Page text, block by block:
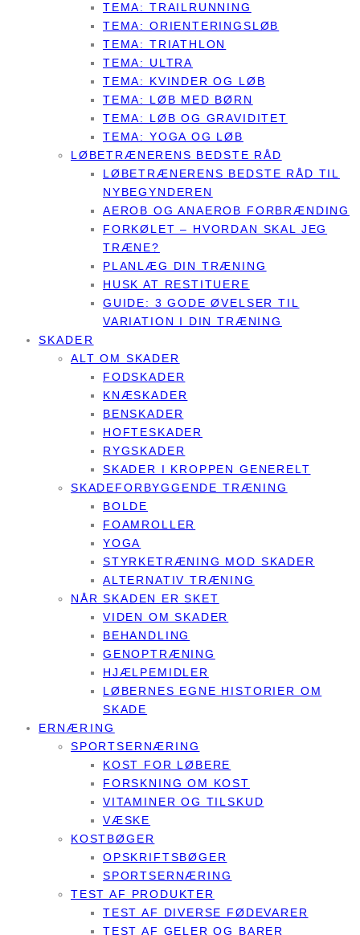
TEMA: TRAILRUNNING
TEMA: ORIENTERINGSLØB
TEMA: TRIATHLON
TEMA: ULTRA
TEMA: KVINDER OG LØB
TEMA: LØB MED BØRN
TEMA: LØB OG GRAVIDITET
TEMA: YOGA OG LØB
LØBETRÆNERENS BEDSTE RÅD
LØBETRÆNERENS BEDSTE RÅD TIL
NYBEGYNDEREN
AEROB OG ANAEROB FORBRÆNDING
FORKØLET – HVORDAN SKAL JEG
TRÆNE?
PLANLÆG DIN TRÆNING
HUSK AT RESTITUERE
GUIDE: 3 GODE ØVELSER TIL
VARIATION I DIN TRÆNING
SKADER
ALT OM SKADER
FODSKADER
KNÆSKADER
BENSKADER
HOFTESKADER
RYGSKADER
SKADER I KROPPEN GENERELT
SKADEFORBYGGENDE TRÆNING
BOLDE
FOAMROLLER
YOGA
STYRKETRÆNING MOD SKADER
ALTERNATIV TRÆNING
NÅR SKADEN ER SKET
VIDEN OM SKADER
BEHANDLING
GENOPTRÆNING
HJÆLPEMIDLER
LØBERNES EGNE HISTORIER OM
SKADE
ERNÆRING
SPORTSERNÆRING
KOST FOR LØBERE
FORSKNING OM KOST
VITAMINER OG TILSKUD
VÆSKE
KOSTBØGER
OPSKRIFTSBØGER
SPORTSERNÆRING
TEST AF PRODUKTER
TEST AF DIVERSE FØDEVARER
TEST AF GELER OG BARER